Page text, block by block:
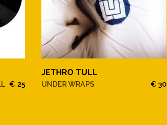
€ 25
JETHRO TULL
UNDER WRAPS € 30